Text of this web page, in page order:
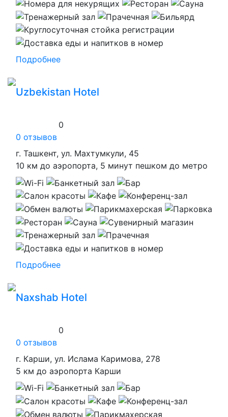
Подробнее
Uzbekistan Hotel
0
0 отзывов
г. Ташкент, ул. Махтумкули, 45
10 км до аэропорта, 5 минут пешком до метро
Подробнее
Naxshab Hotel
0
0 отзывов
г. Карши, ул. Ислама Каримова, 278
5 км до аэропорта Карши